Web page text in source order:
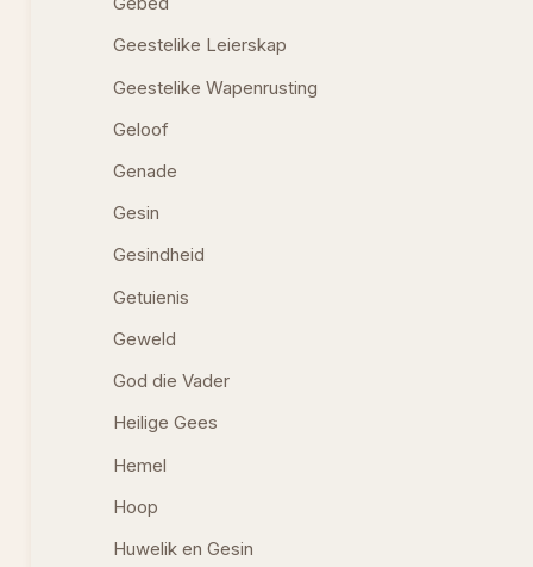
Geestelike Leierskap
Geestelike Wapenrusting
Geloof
Genade
Gesin
Gesindheid
Getuienis
Geweld
God die Vader
Heilige Gees
Hemel
Hoop
Huwelik en Gesin